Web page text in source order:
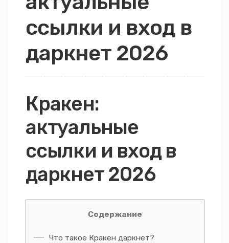
ссылки и вход в
даркнет 2026
Кракен:
актуальные
ссылки и вход в
даркнет 2026
Содержание
Что такое Кракен даркнет?